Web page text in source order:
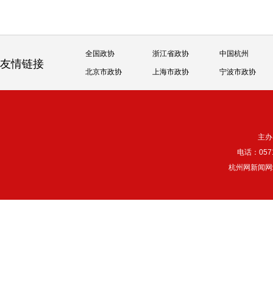
友情链接
全国政协 浙江省政协 中国杭州
北京市政协 上海市政协 宁波市政协
主
电话：
杭州网新闻